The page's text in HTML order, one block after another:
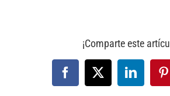
¡Comparte este
Facebook
X LinkedIn